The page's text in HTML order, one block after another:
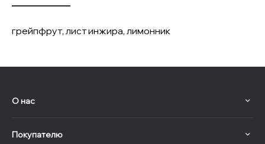
грейпфрут, лист инжира, лимонник
О нас
Покупателю